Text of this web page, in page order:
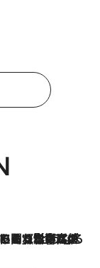
つまで続く？《エネルギー専門家に聞く“どうなる日本の暮らし”》